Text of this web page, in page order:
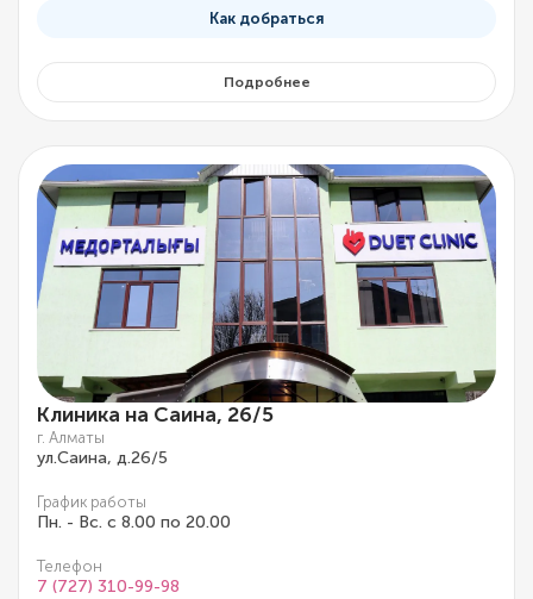
Как добраться
Подробнее
Клиника на Саина, 26/5
г. Алматы
ул.Саина, д.26/5
График работы
Пн. - Вс. с 8.00 по 20.00
Телефон
7 (727) 310-99-98